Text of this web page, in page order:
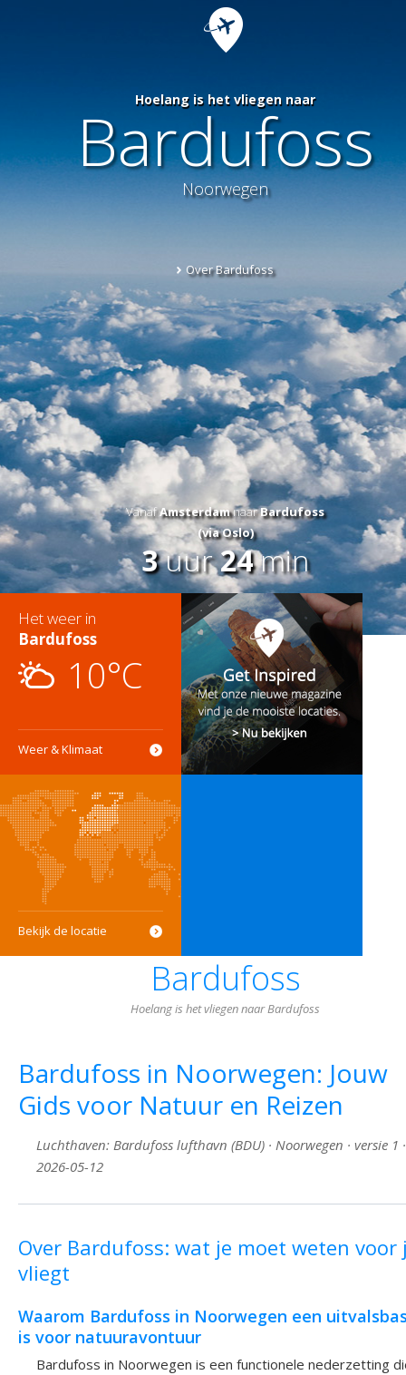
Hoelang is het vliegen naar
Bardufoss
Noorwegen
Over Bardufoss
VanafAmsterdamnaarBardufoss
(via Oslo)
3uur24min
Het weer in
Bardufoss
10°C
Weer & Klimaat
Bekijk de locatie
Bardufoss
Hoelang is het vliegen naar Bardufoss
Bardufoss in Noorwegen: Jouw
Gids voor Natuur en Reizen
Luchthaven: Bardufoss lufthavn (BDU) · Noorwegen · versie 1 ·
2026-05-12
Over Bardufoss: wat je moet weten voor
vliegt
Waarom Bardufoss in Noorwegen een
is voor natuuravontuur
Bardufoss in Noorwegen is een functionele nederzetting